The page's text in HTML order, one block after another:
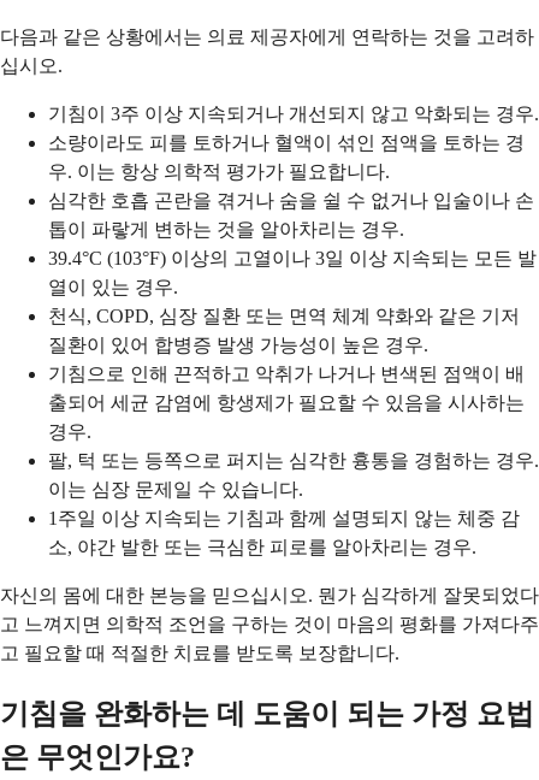
다음과 같은 상황에서는 의료 제공자에게 연락하는 것을 고려하
십시오.
기침이 3주 이상 지속되거나 개선되지 않고 악화되는 경우.
소량이라도 피를 토하거나 혈액이 섞인 점액을 토하는 경
우. 이는 항상 의학적 평가가 필요합니다.
심각한 호흡 곤란을 겪거나 숨을 쉴 수 없거나 입술이나 손
톱이 파랗게 변하는 것을 알아차리는 경우.
39.4°C (103°F) 이상의 고열이나 3일 이상 지속되는 모든 발
열이 있는 경우.
천식, COPD, 심장 질환 또는 면역 체계 약화와 같은 기저
질환이 있어 합병증 발생 가능성이 높은 경우.
기침으로 인해 끈적하고 악취가 나거나 변색된 점액이 배
출되어 세균 감염에 항생제가 필요할 수 있음을 시사하는
경우.
팔, 턱 또는 등쪽으로 퍼지는 심각한 흉통을 경험하는 경우.
이는 심장 문제일 수 있습니다.
1주일 이상 지속되는 기침과 함께 설명되지 않는 체중 감
소, 야간 발한 또는 극심한 피로를 알아차리는 경우.
자신의 몸에 대한 본능을 믿으십시오. 뭔가 심각하게 잘못되었다
고 느껴지면 의학적 조언을 구하는 것이 마음의 평화를 가져다주
고 필요할 때 적절한 치료를 받도록 보장합니다.
기침을 완화하는 데 도움이 되는 가정 요법
은 무엇인가요?